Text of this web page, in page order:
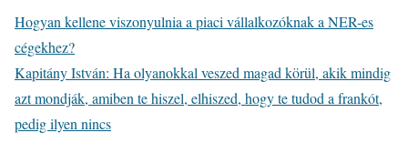
Hogyan kellene viszonyulnia a piaci vállalkozóknak a NER-es
cégekhez?
Kapitány István: Ha olyanokkal veszed magad körül, akik mindig
azt mondják, amiben te hiszel, elhiszed, hogy te tudod a frankót,
pedig ilyen nincs